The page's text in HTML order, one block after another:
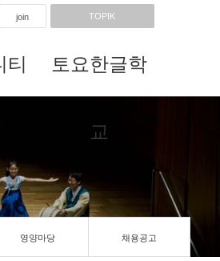
join TOPIK
토요한글학
교
영양마당 채용공고